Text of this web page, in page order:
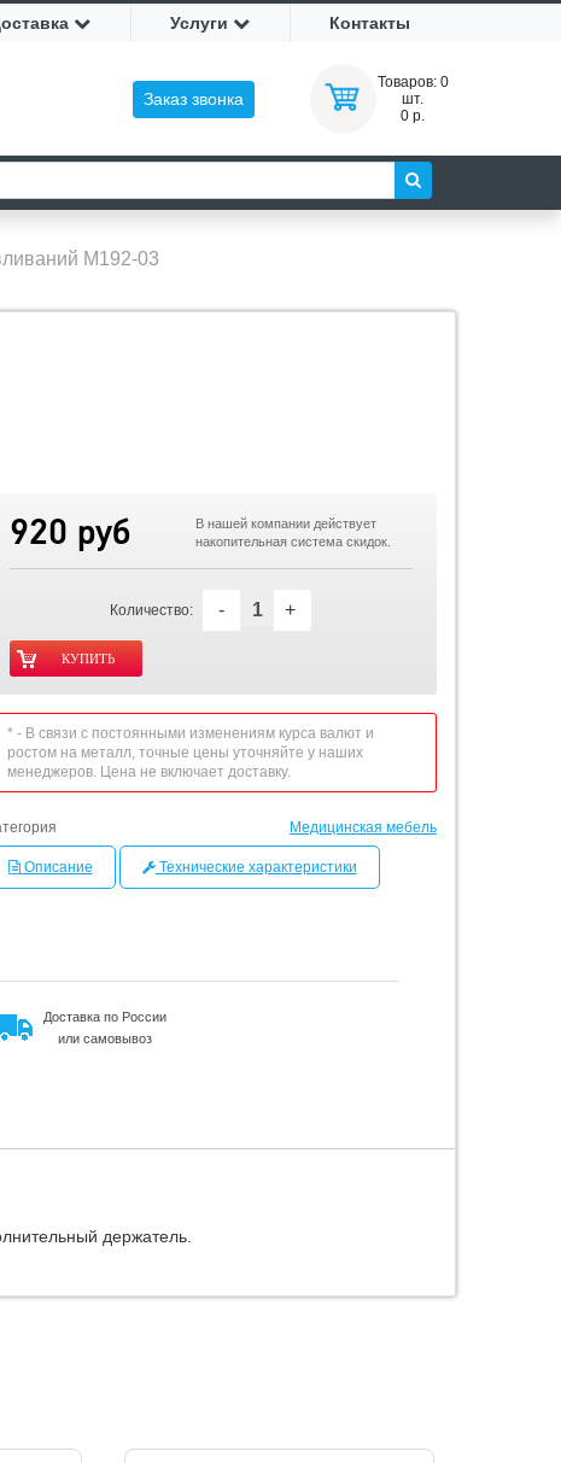
Услуги Контакты
Заказ звонка
Товаров: 0
шт.
0 р.
М192-03
920 руб
В нашей компании действует
накопительная система скидок.
Количество: - +
* - В связи с постоянными изменениям курса валют и
ростом на металл, точные цены уточняйте у наших
менеджеров. Цена не включает доставку.
Медицинская мебель
Описание Технические характеристики
Доставка по России
или самовывоз
держатель.